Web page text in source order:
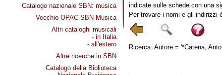
Catalogo nazionale SBN: musica
Vecchio OPAC SBN Musica
Altri cataloghi musicali
- in Italia
- all'estero
Altre ricerche in SBN
Catalogo della Biblioteca
indicate sulle schede con una
Per trovare i nomi e gli indirizzi
Ricerca: Autore = '*Catena,